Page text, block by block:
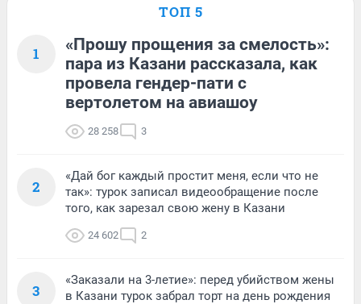
ТОП 5
1
«Прошу прощения за смелость»:
пара из Казани рассказала, как
провела гендер-пати с
вертолетом на авиашоу
28 258 3
2
«Дай бог каждый простит меня, если что не
так»: турок записал видеообращение после
того, как зарезал свою жену в Казани
24 602 2
3
«Заказали на 3-летие»: перед убийством жены
в Казани турок забрал торт на день рождения